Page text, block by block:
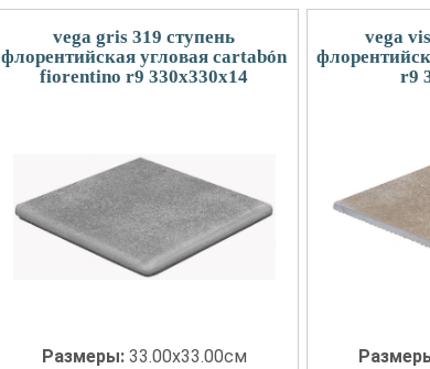
vega gris 319 ступень
флорентийская угловая cartabón
fiorentino r9 330x330x14
Размеры: 33.00x33.00см
vega
r9